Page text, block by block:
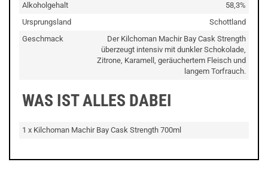
Alkoholgehalt
58,3%
Ursprungsland
Schottland
Geschmack
Der Kilchoman Machir Bay Cask Strength
überzeugt intensiv mit dunkler Schokolade,
Zitrone, Karamell, geräuchertem Fleisch und
langem Torfrauch.
WAS IST ALLES DABEI
1 x Kilchoman Machir Bay Cask Strength 700ml